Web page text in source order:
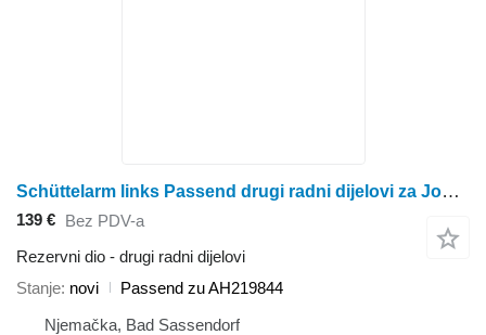
Schüttelarm links Passend drugi radni dijelovi za John Deere S650, S660, S670, S680, S690, 9560 STS, 9570, 9660 STS, 9670, 97 kombajna za žito
139 € Bez PDV-a
Rezervni dio - drugi radni dijelovi
Stanje novi
Passend zu AH219844
Njemačka, Bad Sassendorf